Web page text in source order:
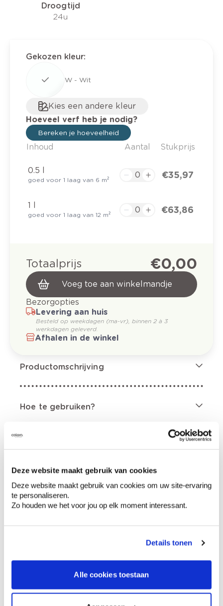
Deze website maakt gebruik van cookies
Deze website maakt gebruik van cookies om uw site-ervaring
te personaliseren.
Zo houden we het voor jou op elk moment interessant.
Details tonen
Alle cookies toestaan
Droogtijd
24u
Gekozen kleur:
W - Wit
Kies een andere kleur
Hoeveel verf heb je nodig?
Bereken je hoeveelheid
Inhoud Aantal Stukprijs
0.5 l
goed voor 1 laag van 6 m² € 35,97
1 l
goed voor 1 laag van 12 m² € 63,86
Totaalprijs € 0,00
Voeg toe aan winkelmandje
Bezorgopties
Levering aan huis
Besteld op weekdagen (ma-vr), binnen 2 à 3
werkdagen geleverd.
Afhalen in de winkel
Productomschrijving
Hoe te gebruiken?
Etiketinformatie
Gevarenaanduidingen
Bevat 1,2-benzisothiazool-3(2H)-on;
isothiazoline-3-on en 2-methyl-2H-